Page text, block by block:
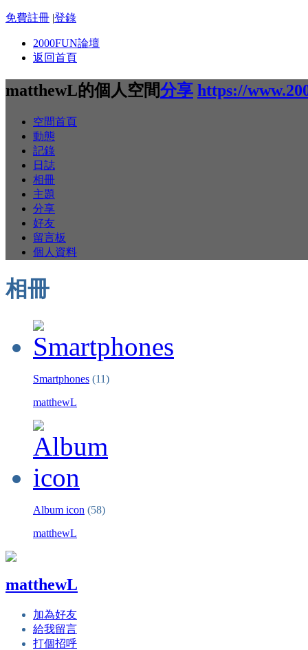
免費註冊 |登錄
2000FUN論壇
返回首頁
matthewL的個人空間分享 https://
空間首頁
動態
記錄
日誌
相冊
主題
分享
好友
留言板
個人資料
相冊
Smartphones (11)
matthewL
Album icon (58)
matthewL
matthewL
加為好友
給我留言
打個招呼